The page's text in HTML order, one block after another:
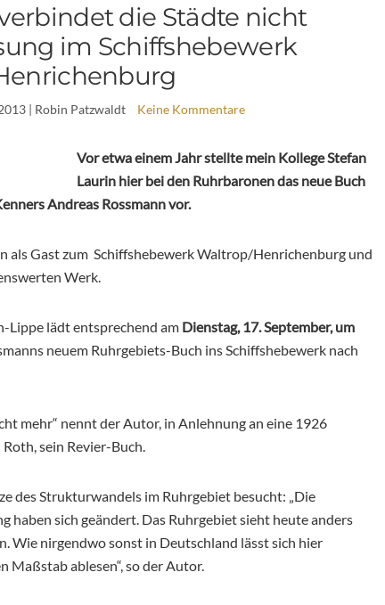
verbindet die Städte nicht
im Schiffshebewerk
| Robin Patzwaldt Keine Kommentare
Vor etwa einem Jahr stellte mein Kollege Stefan
Laurin hier bei den Ruhrbaronen das neue Buch
Andreas Rossmann vor.
als Gast zum Schiffshebewerk Waltrop/Henrichenburg und
Werk.
Lippe lädt entsprechend am Dienstag, 17. September, um
neuem Ruhrgebiets-Buch ins Schiffshebewerk nach
mehr“ nennt der Autor, in Anlehnung an eine 1926
sein Revier-Buch.
des Strukturwandels im Ruhrgebiet besucht: „Die
haben sich geändert. Das Ruhrgebiet sieht heute anders
Wie nirgendwo sonst in Deutschland lässt sich hier
Maßstab ablesen“, so der Autor.